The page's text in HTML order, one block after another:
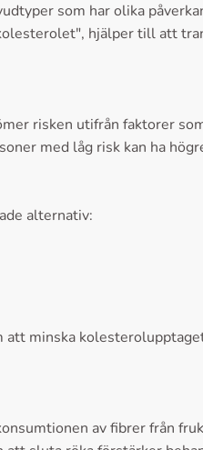
som har olika
hjälper till att
risken utifrån faktorer
med låg risk kan ha
alternativ:
minska
av fibrer från